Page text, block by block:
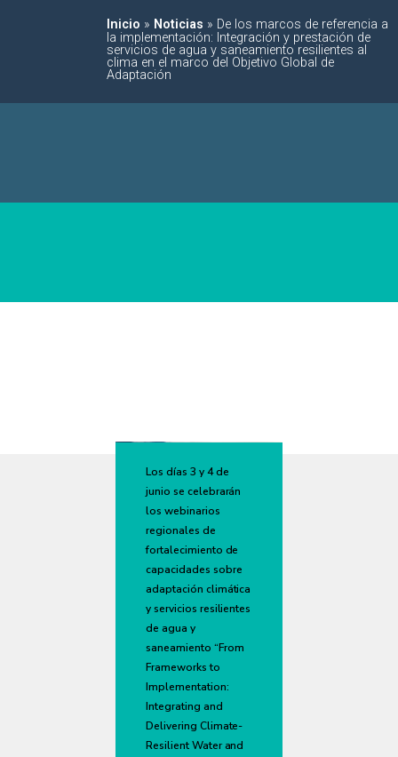
Inicio » Noticias » De los marcos de referencia a
la implementación: Integración y prestación de
servicios de agua y saneamiento resilientes al
clima en el marco del Objetivo Global de
Adaptación
Los días 3 y 4 de
junio se celebrarán
los webinarios
regionales de
fortalecimiento de
capacidades sobre
adaptación climática
y servicios resilientes
de agua y
saneamiento “From
Frameworks to
Implementation:
Integrating and
Delivering Climate-
Resilient Water and